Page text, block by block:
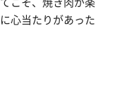
こそ、焼き肉が楽
心当たりがあった